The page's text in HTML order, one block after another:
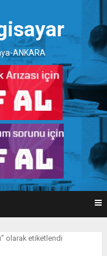
ANKARA
olarak etiketlendi